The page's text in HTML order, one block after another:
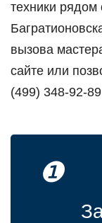
техники рядом
вызова
сайте или
(499) 348-92-89
❶